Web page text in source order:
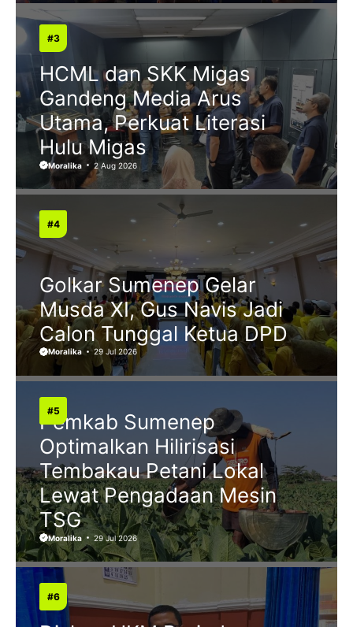
HCML dan SKK Migas
Gandeng Media Arus
Utama, Perkuat Literasi
Hulu Migas
Moralika 2 Aug 2026
Golkar Sumenep Gelar
Musda XI, Gus Navis Jadi
Calon Tunggal Ketua DPD
Moralika 29 Jul 2026
Pemkab Sumenep
Optimalkan Hilirisasi
Tembakau Petani Lokal
Lewat Pengadaan Mesin
TSG
Moralika 29 Jul 2026